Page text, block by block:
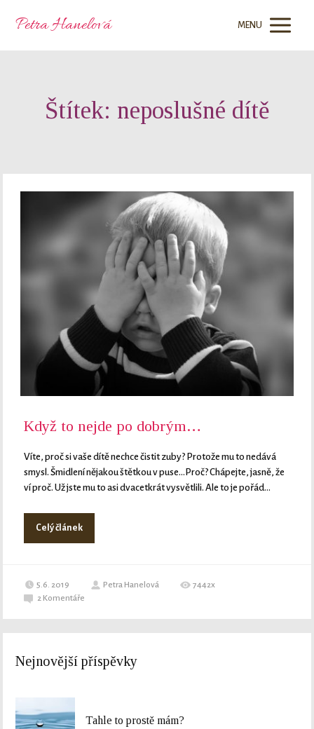
Petra Hanelová MENU
Štítek: neposlušné dítě
Když to nejde po dobrým…
Víte, proč si vaše dítě nechce čistit zuby? Protože mu to nedává
smysl. Šmidlení nějakou štětkou v puse…Proč? Chápejte, jasně, že
ví proč. Už jste mu to asi dvacetkrát vysvětlili. Ale to je pořád...
Celý článek
5.6. 2019 Petra Hanelová
7442x
2 Komentáře
Nejnovější příspěvky
Tahle to prostě mám?